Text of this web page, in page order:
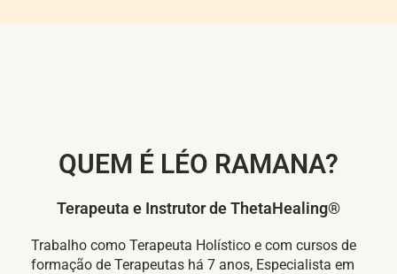
QUEM É LÉO RAMANA?
Terapeuta e Instrutor de ThetaHealing®
Trabalho como Terapeuta Holístico e com cursos de
formação de Terapeutas há 7 anos, Especialista em